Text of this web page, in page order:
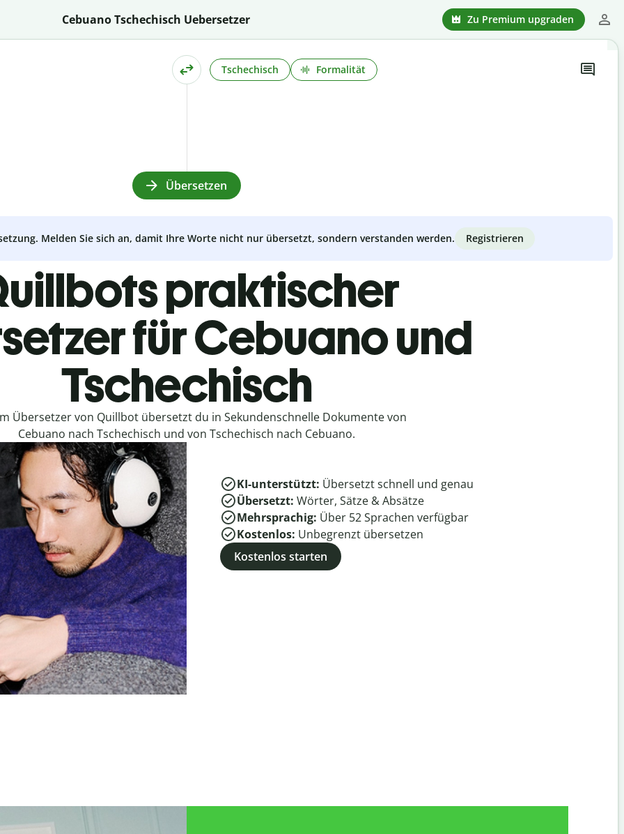
Cebuano Tschechisch Uebersetzer Zu Premium upgraden
Tschechisch Formalität
Übersetzen
Melden Sie sich an, damit Ihre Worte nicht nur übersetzt, sondern verstanden werden. Registrieren
praktischer
für Cebuano und
Tschechisch
Übersetzer von Quillbot übersetzt du in Sekundenschnelle Dokumente von
Cebuano nach Tschechisch und von Tschechisch nach Cebuano.
KI-unterstützt: Übersetzt schnell und genau
Übersetzt: Wörter, Sätze & Absätze
Mehrsprachig: Über 52Sprachen verfügbar
Kostenlos: Unbegrenzt übersetzen
Kostenlos starten